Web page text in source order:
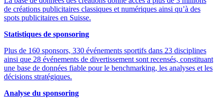
de créations publicitaires classiques et numériques ainsi qu’à des
spots publicitaires en Suisse.
Statistiques de sponsoring
Plus de 160 sponsors, 330 événements sportifs dans 23 disciplines
ainsi que 28 événements de divertissement sont recensés, constituant
une base de données fiable pour le benchmarking, les analyses et les
décisions stratégiques.
Analyse du sponsoring